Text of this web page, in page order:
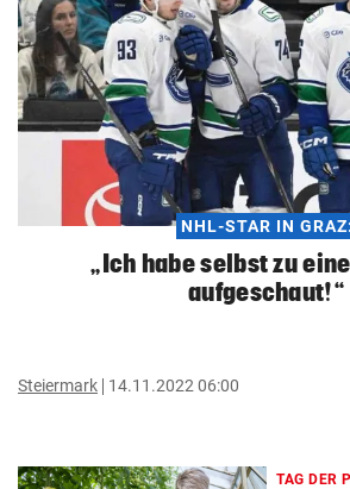
NHL-STAR IN GRAZ:
„Ich habe selbst zu
aufgeschaut!“
Steiermark 14.11.2022 06:00
TAG DER